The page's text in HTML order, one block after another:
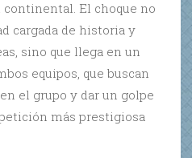
r
El choque no
cargada de historia y
sino que llega en un
equipos, que buscan
el grupo y dar un golpe
más prestigiosa